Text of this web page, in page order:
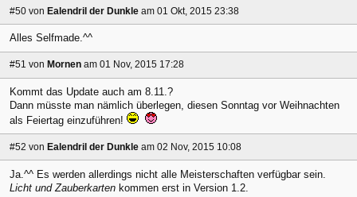
#50 von Ealendril der Dunkle am 01 Okt, 2015 23:38
Alles Selfmade.^^
#51 von Mornen am 01 Nov, 2015 17:28
Kommt das Update auch am 8.11.?
Dann müsste man nämlich überlegen, diesen Sonntag vor Weihnachten
als Feiertag einzuführen!
#52 von Ealendril der Dunkle am 02 Nov, 2015 10:08
Ja.^^ Es werden allerdings nicht alle Meisterschaften verfügbar sein.
Licht und Zauberkarten kommen erst in Version 1.2.